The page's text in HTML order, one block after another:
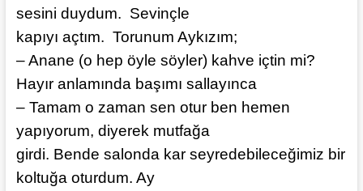
sesini duydum. Sevinçle
kapıyı açtım. Torunum Aykızım;
– Anane (o hep öyle söyler) kahve içtin mi?
Hayır anlamında başımı sallayınca
– Tamam o zaman sen otur ben hemen
yapıyorum, diyerek mutfağa
girdi. Bende salonda kar seyredebileceğimiz bir
koltuğa oturdum. Ay